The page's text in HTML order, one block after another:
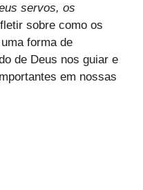
servos, os
sobre como os
forma de
de Deus nos guiar e
em nossas